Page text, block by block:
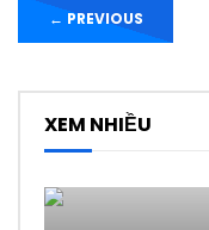
← PREVIOUS
XEM NHIỀU